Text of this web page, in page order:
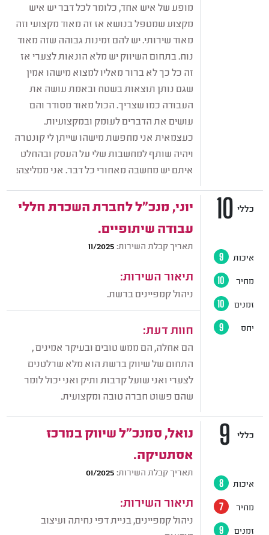
מופע של איש אחד, כלומר לכל דבר יש איש
מקצוע שמטפל בנושא אז זה מאוד מקצועי וזה
מאוד שירותי. יש להם זמינות גבוהה שזה מאוד
נוח. בתחום השיווק יש מלא הונאות לצערי אז
זה כל כך לא ברור מאליו למצוא מישהו אמין
שגם נותן תוצאות בשטח ובאמת עושה את
העבודה כמו שצריך. הכול מאוד מסודר והם
עושים את הדברים לעומק ובמקצועיות.
כעצמאית אני מחפשת מישהו שייתן לי קונטרה
ויהיה שותף למחשבות שלי על העסק ובהחלט
איתם יש מחשבה מאחורי כל דבר. אני ממליצה!
יוני, מנכ"ל לחברת השכרת חללי
עבודה שיתופיים.
תאריך קבלת השירות: 11/2025
תיאור השירות:
ניהול קמפיינים ברשת.
חוות דעת:
הם אחלה, הם ממש טובים ובעיקר אמינים ,
התחום של שיווק ברשת הוא מלא שרלטנים
לצערי ואני שועל קרבות ותיק ואני יכול לומר
שהם פשוט חברה טובה ומקצועית.
10 כללי
איכות 9
מחיר 10
זמנים 10
יחס 9
נואל, סמנכ"ל שיווק במרכז
אסתטיקה.
תאריך קבלת השירות: 01/2025
תיאור השירות:
ניהול קמפיינים, בניית דפי נחיתה ועיצוב
9 כללי
איכות 8
מחיר 7
זמנים 9